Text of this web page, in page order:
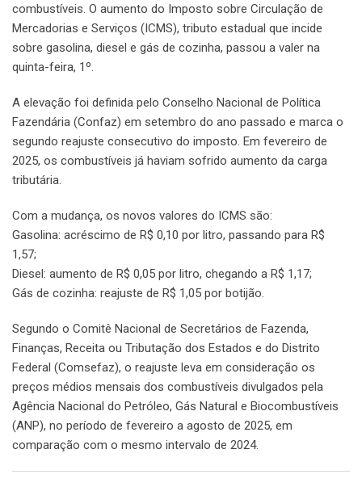
combustíveis. O aumento do Imposto sobre Circulação de
Mercadorias e Serviços (ICMS), tributo estadual que incide
sobre gasolina, diesel e gás de cozinha, passou a valer na
quinta-feira, 1º.
A elevação foi definida pelo Conselho Nacional de Política
Fazendária (Confaz) em setembro do ano passado e marca o
segundo reajuste consecutivo do imposto. Em fevereiro de
2025, os combustíveis já haviam sofrido aumento da carga
tributária.
Com a mudança, os novos valores do ICMS são:
Gasolina: acréscimo de R$ 0,10 por litro, passando para R$
1,57;
Diesel: aumento de R$ 0,05 por litro, chegando a R$ 1,17;
Gás de cozinha: reajuste de R$ 1,05 por botijão.
Segundo o Comitê Nacional de Secretários de Fazenda,
Finanças, Receita ou Tributação dos Estados e do Distrito
Federal (Comsefaz), o reajuste leva em consideração os
preços médios mensais dos combustíveis divulgados pela
Agência Nacional do Petróleo, Gás Natural e Biocombustíveis
(ANP), no período de fevereiro a agosto de 2025, em
comparação com o mesmo intervalo de 2024.